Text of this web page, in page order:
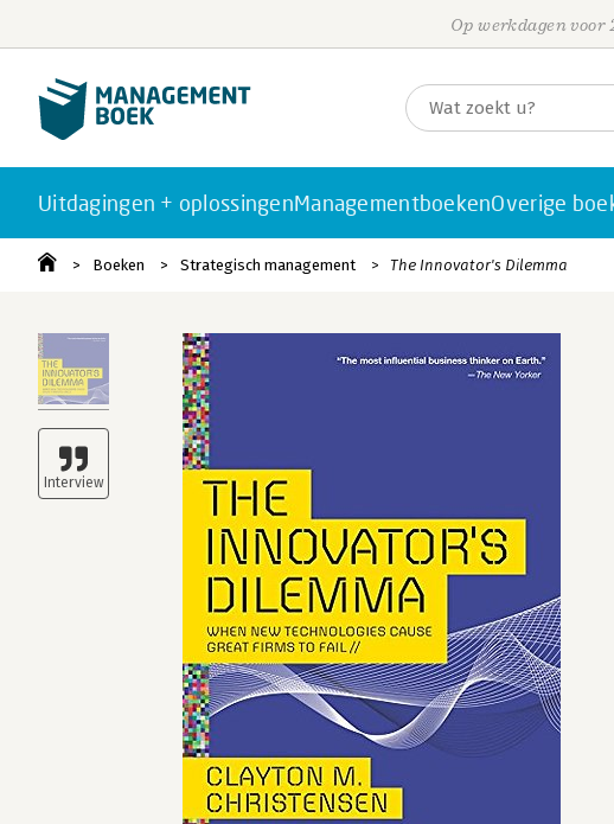
Op werkdagen
Uitdagingen + oplossingenManagementboekenOverige
Boeken Strategisch management The Innovator's Dilemma